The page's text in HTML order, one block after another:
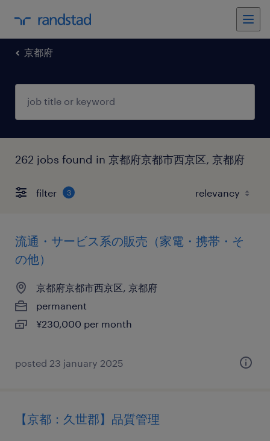
京都府
262 jobs found in 京都府京都市西京区, 京都府
filter 3
流通・サービス系の販売（家電・携帯・そ
の他）
京都府京都市西京区, 京都府
permanent
¥230,000 per month
posted 23 january 2025
【京都：久世郡】品質管理